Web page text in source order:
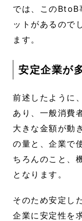
では、このBtoB
ットがあるので
ます。
安定企業が
前述したように
あり、一般消費
大きな金額が動
の量と、企業で
ちろんのこと、
となります。
そのため安定し
企業に安定性を